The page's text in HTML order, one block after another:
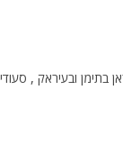
בתימן ובעיראק ,